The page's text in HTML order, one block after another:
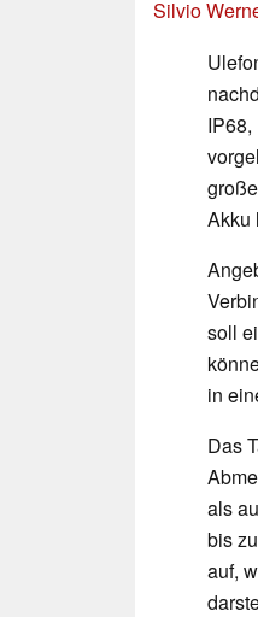
Silvio
Akku
soll
in
Das
als
bis
auf,